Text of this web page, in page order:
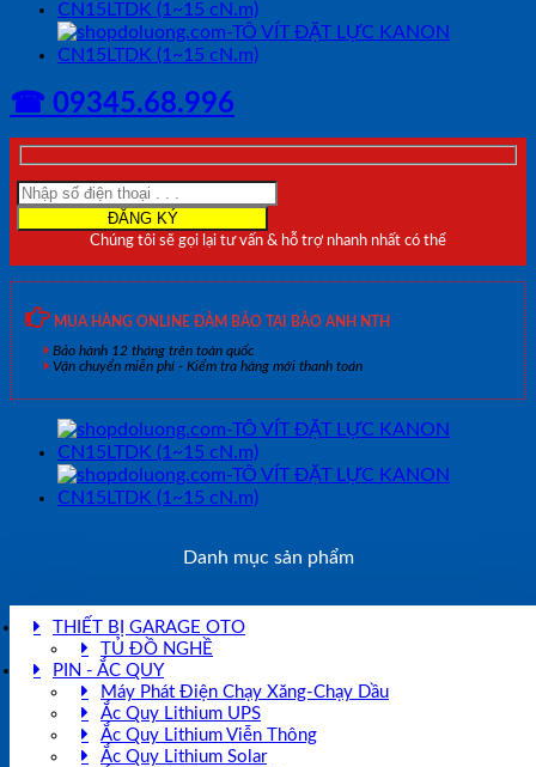
☎ 09345.68.996
Chúng tôi sẽ gọi lại tư vấn & hỗ trợ nhanh nhất có thể
MUA HÀNG ONLINE ĐẢM BẢO TẠI BẢO ANH NTH
Bảo hành 12 tháng trên toàn quốc
Vận chuyển miễn phí - Kiểm tra hàng mới thanh toán
Danh mục sản phẩm
THIẾT BỊ GARAGE OTO
TỦ ĐỒ NGHỀ
PIN - ẮC QUY
Máy Phát Điện Chạy Xăng-Chạy Dầu
Ắc Quy Lithium UPS
Ắc Quy Lithium Viễn Thông
Ắc Quy Lithium Solar